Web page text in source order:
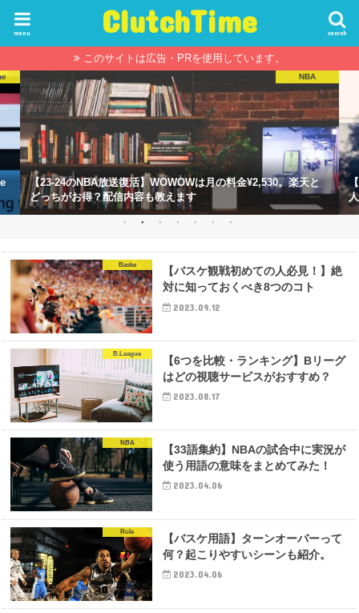
ClutchTime search
menu
このサイトは広告・PRを使用しています。
NBA
【23-24のNBA放送復活】WOWOWは月の料金¥2,530。楽天と
どっちがお得？配信内容も教えます
Baske
【バスケ観戦初めての人必見！】絶
対に知っておくべき8つのコト
2023.09.12
B.League
【6つを比較・ランキング】Bリーグ
はどの視聴サービスがおすすめ？
2023.08.17
NBA
【33語集約】NBAの試合中に実況が
使う用語の意味をまとめてみた！
2023.04.06
Rule
【バスケ用語】ターンオーバーって
何？起こりやすいシーンも紹介。
2023.04.06